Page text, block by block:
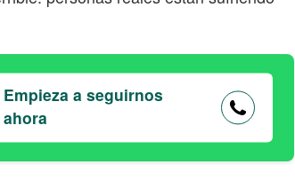
Empieza a seguirnos
ahora